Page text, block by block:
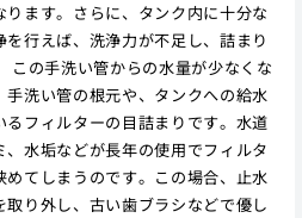
ます。さらに、タンク内に十分な
行えば、洗浄力が不足し、詰まり
この手洗い管からの水量が少なくな
洗い管の根元や、タンクへの給水
フィルターの目詰まりです。水道
水垢などが長年の使用でフィルタ
てしまうのです。この場合、止水
り外し、古い歯ブラシなどで優し